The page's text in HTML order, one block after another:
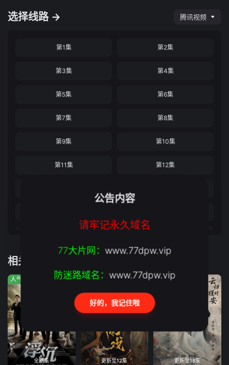
选择线路 → 腾讯视频
第1集 第2集
第3集 第4集
第5集 第6集
第7集 第8集
第9集 第10集
第11集 第12集
第22集
第25集 第26集
第27集 第28集
相关推荐
全剧集
人气:551
更新至12集
人气:41
更新至18集
人气:880
公告内容
请牢记永久域名
77大片网： www.77dpw.vip
防迷路域名： www.77dpw.vip
好的，我记住啦